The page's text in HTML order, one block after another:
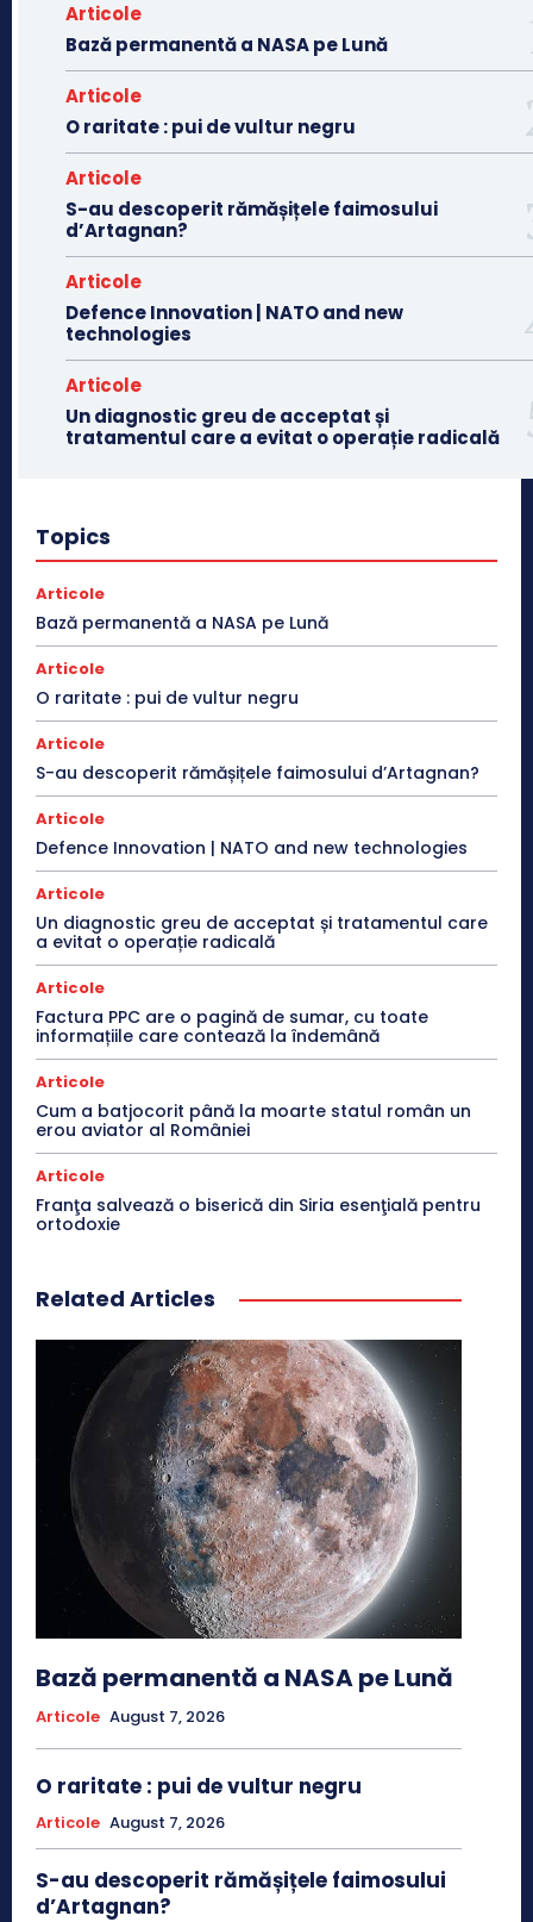
Articole
Bază permanentă a NASA pe Lună
Articole
O raritate : pui de vultur negru
Articole
S-au descoperit rămășițele faimosului
d’Artagnan?
Articole
Defence Innovation | NATO and new
technologies
Articole
Un diagnostic greu de acceptat și
tratamentul care a evitat o operație radicală
Topics
Articole
Bază permanentă a NASA pe Lună
Articole
O raritate : pui de vultur negru
Articole
S-au descoperit rămășițele faimosului d’Artagnan?
Articole
Defence Innovation | NATO and new technologies
Articole
Un diagnostic greu de acceptat și tratamentul care
a evitat o operație radicală
Articole
Factura PPC are o pagină de sumar, cu toate
informațiile care contează la îndemână
Articole
Cum a batjocorit până la moarte statul român un
erou aviator al României
Articole
Franţa salvează o biserică din Siria esenţială pentru
ortodoxie
Related Articles
Bază permanentă a NASA pe Lună
Articole August 7, 2026
O raritate : pui de vultur negru
Articole August 7, 2026
S-au descoperit rămășițele faimosului
d’Artagnan?